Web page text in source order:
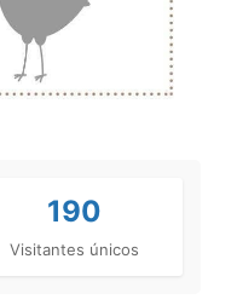
190
Visitantes únicos